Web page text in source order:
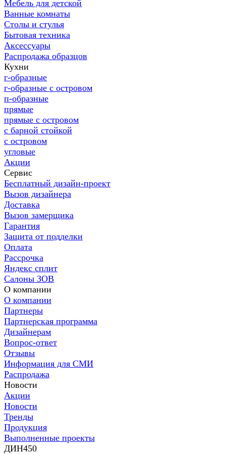
Мебель для детской
Ванные комнаты
Столы и стулья
Бытовая техника
Аксессуары
Распродажа образцов
Кухни
г-образные
г-образные с островом
п-образные
прямые
прямые с островом
с барной стойкой
с островом
угловые
Акции
Сервис
Бесплатный дизайн-проект
Вызов дизайнера
Доставка
Вызов замерщика
Гарантия
Защита от подделки
Оплата
Рассрочка
Яндекс сплит
Салоны ЗОВ
О компании
О компании
Партнеры
Партнерская программа
Дизайнерам
Вопрос-ответ
Отзывы
Информация для СМИ
Распродажа
Новости
Акции
Новости
Тренды
Продукция
Выполненные проекты
ДИН450